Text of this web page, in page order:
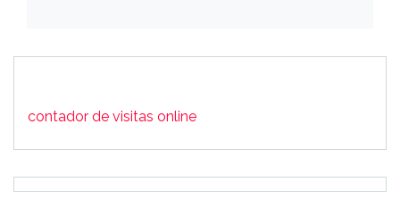
contador de visitas online